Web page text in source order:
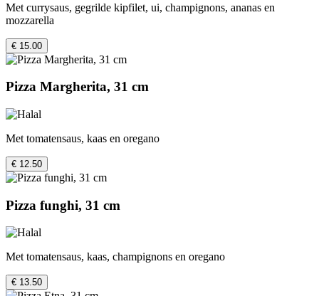
Met currysaus, gegrilde kipfilet, ui, champignons, ananas en
mozzarella
€ 15.00
Pizza Margherita, 31 cm
Met tomatensaus, kaas en oregano
€ 12.50
Pizza funghi, 31 cm
Met tomatensaus, kaas, champignons en oregano
€ 13.50